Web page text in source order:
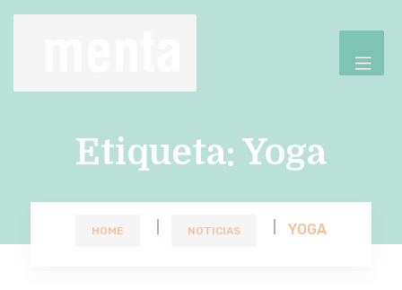
Etiqueta: Yoga
HOME NOTICIAS YOGA